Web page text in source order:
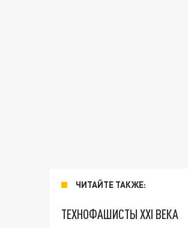
ЧИТАЙТЕ ТАКЖЕ:
ТЕХНОФАШИСТЫ XXI ВЕКА